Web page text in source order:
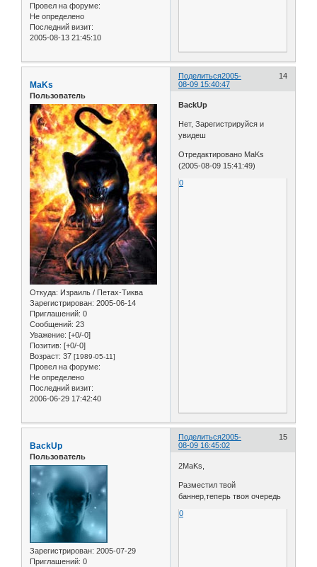
Провел на форуме:
Не определено
Последний визит:
2005-08-13 21:45:10
Поделиться 14
2005-
08-09 15:40:47
MaKs
Пользователь
Откуда: Израиль / Петах-Тиква
Зарегистрирован: 2005-06-14
Приглашений: 0
Сообщений: 23
Уважение: [+0/-0]
Позитив: [+0/-0]
Возраст: 37 [1989-05-11]
Провел на форуме:
Не определено
Последний визит:
2006-06-29 17:42:40
BackUp
Нет, Зарегистрируйся и
увидеш
Отредактировано MaKs
(2005-08-09 15:41:49)
0
Поделиться 15
2005-
08-09 16:45:02
BackUp
Пользователь
Зарегистрирован: 2005-07-29
Приглашений: 0
2MaKs,
Разместил твой
баннер,теперь твоя очередь
0